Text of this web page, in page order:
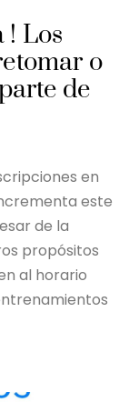
! Los
o
de
en
este
de la
propósitos
al horario